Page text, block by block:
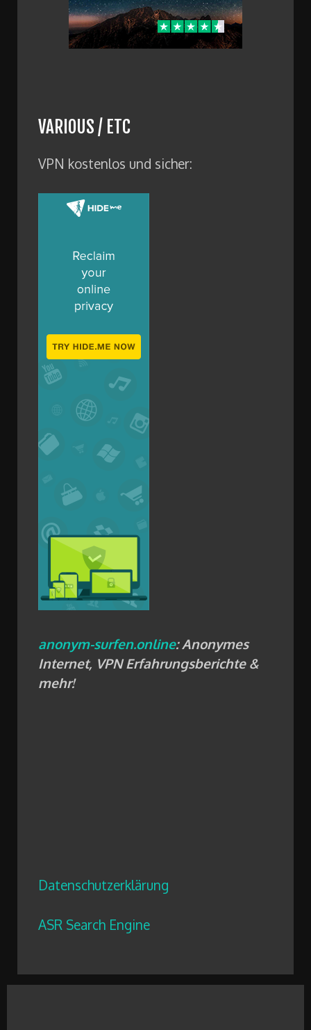
VARIOUS / ETC
VPN kostenlos und sicher:
anonym-surfen.online: Anonymes
Internet, VPN Erfahrungsberichte &
mehr!
Datenschutzerklärung
ASR Search Engine